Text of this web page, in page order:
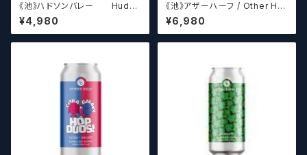
《池》ハドソンバレー Hudso
n Valley Blossom
¥4,980
《池》アザーハーフ / Other Hal
f Brewing Triple Drupe【ク
ラフトビールシザーズ】
¥6,980